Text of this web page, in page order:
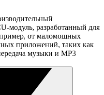
модуль, разработанный для
от маломощных
приложений, таких как
музыки и MP3